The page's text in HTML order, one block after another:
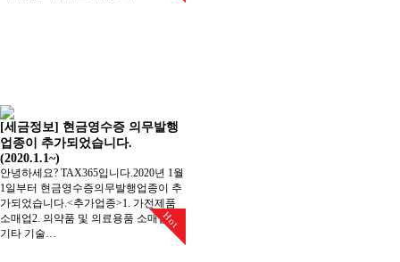
[세금정보] 현금영수증 의무발행
업종이 추가되었습니다.
(2020.1.1~)
안녕하세요? TAX365입니다.2020년 1월
1일부터 현금영수증의무발행업종이 추
가되었습니다.<추가업종>1. 가전제품
소매업2. 의약품 및 의료용품 소매업3.
기타 기술…
Hot